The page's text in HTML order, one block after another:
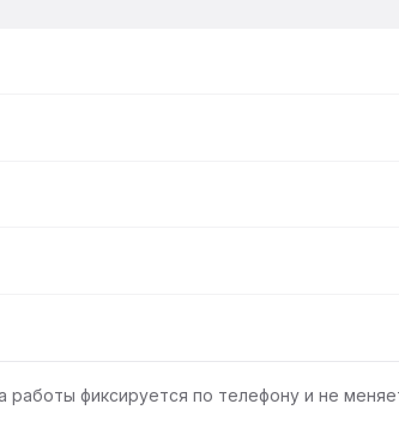
фиксируется по телефону и не